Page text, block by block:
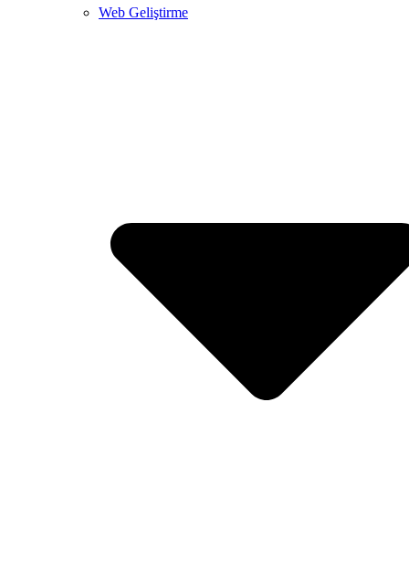
Web Geliştirme